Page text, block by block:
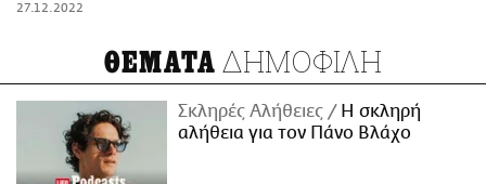
27.12.2022
ΘΕΜΑΤΑ ΔΗΜΟΦΙΛΗ
Σκληρές Αλήθειες
H σκληρή
αλήθεια για τον Πάνο Βλάχο